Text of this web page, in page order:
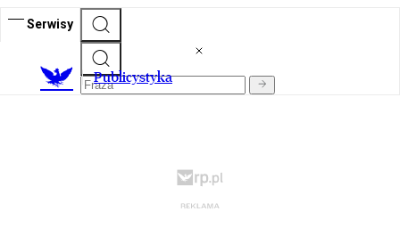
Serwisy
Publicystyka